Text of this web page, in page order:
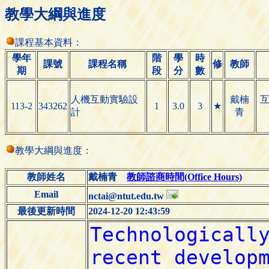
教學大綱與進度
課程基本資料：
學年
期
課號 課程名稱
階
段
學
分
時
數
修 教師
113-2 343262
人機互動實驗設
計
1 3.0 3 ★
戴楠
青
教學大綱與進度：
教師姓名 戴楠青教師諮商時間(Office Hours)
Email
nctai@ntut.edu.tw
最後更新時間
2024-12-20 12:43:59